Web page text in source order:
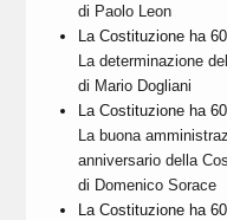
di Paolo Leon
La Costituzione ha
La determinazione
di Mario Dogliani
La Costituzione ha
La buona
anniversario della
di Domenico Sorace
La Costituzione ha